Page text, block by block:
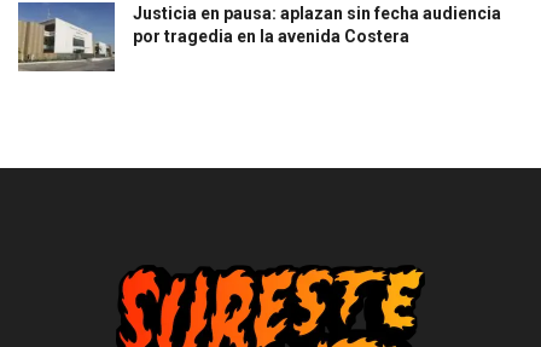
Justicia en pausa: aplazan sin fecha audiencia
por tragedia en la avenida Costera